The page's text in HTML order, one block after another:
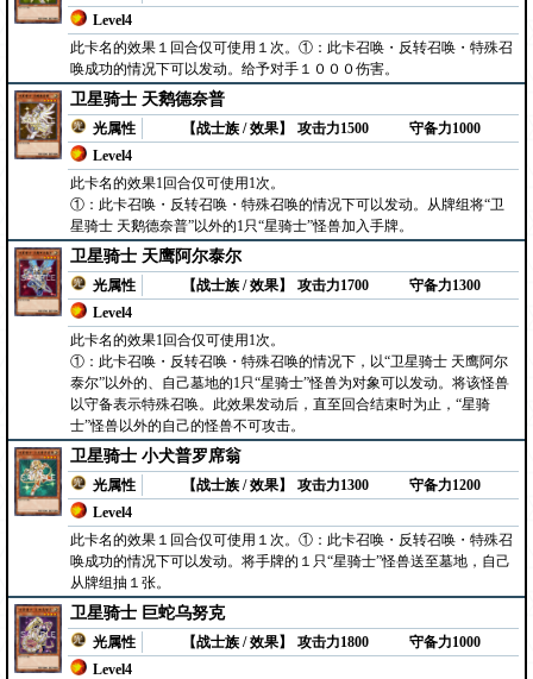
Level4
此卡名的效果１回合仅可使用１次。①：此卡召唤・反转召唤・特殊召
唤成功的情况下可以发动。给予对手１０００伤害。
卫星骑士 天鹅德奈普
光属性
【战士族 / 效果】
Level4
攻击力1500 守备力1000
此卡名的效果1回合仅可使用1次。
①：此卡召唤・反转召唤・特殊召唤的情况下可以发动。从牌组将“卫
星骑士 天鹅德奈普”以外的1只“星骑士”怪兽加入手牌。
卫星骑士 天鹰阿尔泰尔
光属性
【战士族 / 效果】
Level4
攻击力1700 守备力1300
此卡名的效果1回合仅可使用1次。
①：此卡召唤・反转召唤・特殊召唤的情况下，以“卫星骑士 天鹰阿尔
泰尔”以外的、自己墓地的1只“星骑士”怪兽为对象可以发动。将该怪兽
以守备表示特殊召唤。此效果发动后，直至回合结束时为止，“星骑
士”怪兽以外的自己的怪兽不可攻击。
卫星骑士 小犬普罗席翁
光属性
【战士族 / 效果】
Level4
攻击力1300 守备力1200
此卡名的效果１回合仅可使用１次。①：此卡召唤・反转召唤・特殊召
唤成功的情况下可以发动。将手牌的１只“星骑士”怪兽送至墓地，自己
从牌组抽１张。
卫星骑士 巨蛇乌努克
光属性
【战士族 / 效果】
Level4
攻击力1800 守备力1000